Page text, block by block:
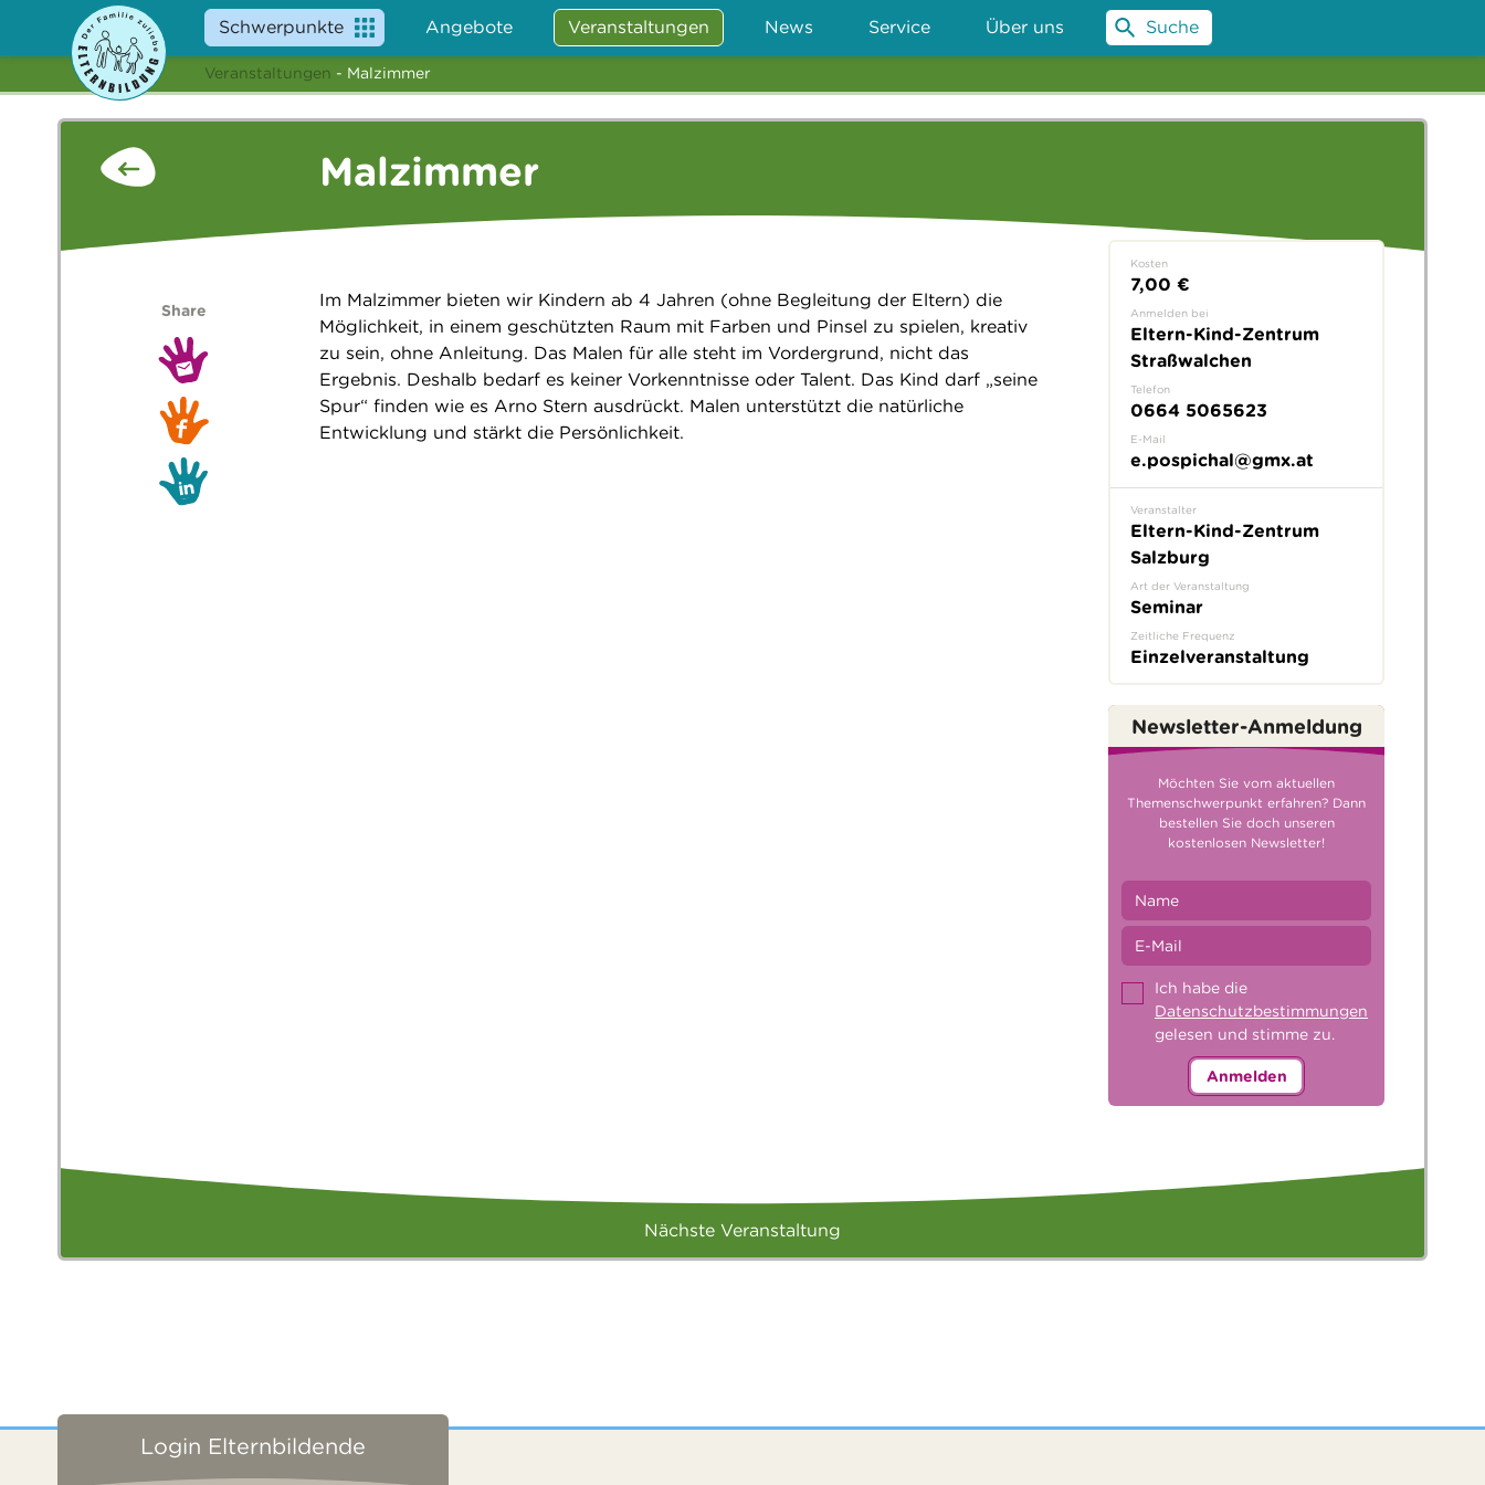
Schwerpunkte Angebote Veranstaltungen News Service Über uns Suche
Veranstaltungen - Malzimmer
Malzimmer
Im Malzimmer bieten wir Kindern ab 4 Jahren (ohne Begleitung der Eltern) die
Möglichkeit, in einem geschützten Raum mit Farben und Pinsel zu spielen, kreativ
zu sein, ohne Anleitung. Das Malen für alle steht im Vordergrund, nicht das
Ergebnis. Deshalb bedarf es keiner Vorkenntnisse oder Talent. Das Kind darf „seine
Spur“ finden wie es Arno Stern ausdrückt. Malen unterstützt die natürliche
Entwicklung und stärkt die Persönlichkeit.
Share
Kosten
7,00 €
Anmelden bei
Eltern-Kind-Zentrum
Straßwalchen
Telefon
0664 5065623
E-Mail
e.pospichal@gmx.at
Veranstalter
Eltern-Kind-Zentrum
Salzburg
Art der Veranstaltung
Seminar
Zeitliche Frequenz
Einzelveranstaltung
Newsletter-Anmeldung
Möchten Sie vom aktuellen
Themenschwerpunkt erfahren? Dann
bestellen Sie doch unseren
kostenlosen Newsletter!
Ich habe die
Datenschutzbestimmungen
gelesen und stimme zu.
Anmelden
Nächste Veranstaltung
Login Elternbildende